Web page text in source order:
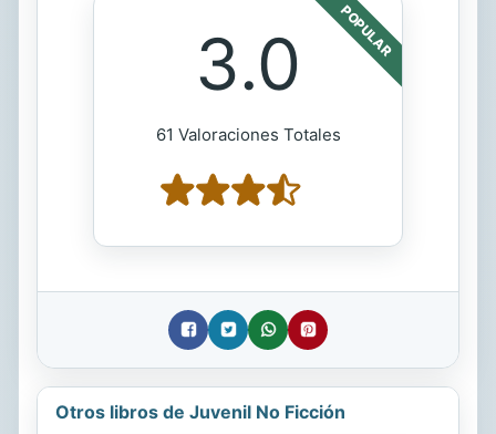
POPULAR
3.0
61 Valoraciones Totales
Otros libros de Juvenil No Ficción